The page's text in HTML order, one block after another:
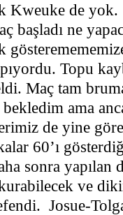
Kweuke de yok.
başladı ne
Topu
Maç tam
ama
de yine
60’ı
sonra yapılan
ve
Josue-